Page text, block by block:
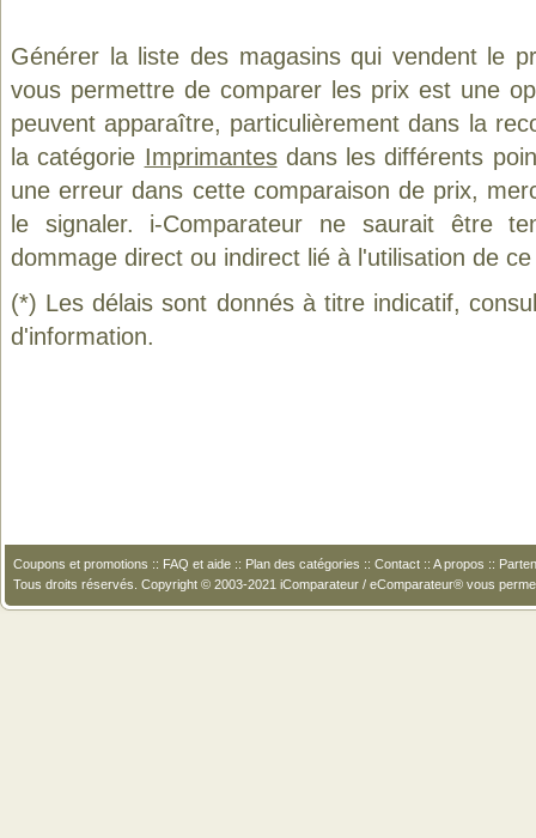
Générer la liste des magasins qui vendent le
vous permettre de comparer les prix est une
peuvent apparaître, particulièrement dans la
la catégorie Imprimantesdans les différents
une erreur dans cette comparaison de prix,
le signaler. i-Comparateur ne saurait être
dommage direct ou indirect lié à l'utilisation de
(*) Les délais sont donnés à titre indicatif,
d'information.
Coupons et promotions :: FAQ et aide :: Plan des catégories :: Contact :: A propos ::
Tous droits réservés. Copyright © 2003-2021 iComparateur / eComparateur® vous